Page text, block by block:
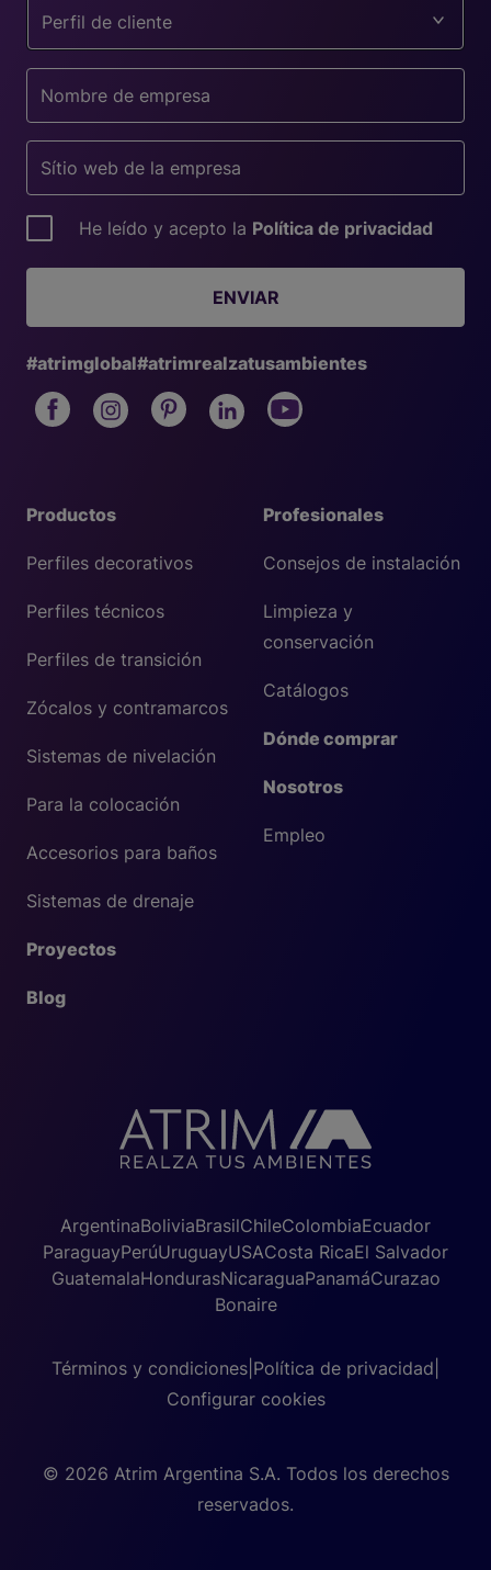
Profesionales
Consejos de instalación
Limpieza y
conservación
Catálogos
Dónde comprar
Nosotros
Empleo
Productos
Perfiles decorativos
Perfiles técnicos
Perfiles de transición
Zócalos y contramarcos
Sistemas de nivelación
Para la colocación
Accesorios para baños
Sistemas de drenaje
Proyectos
Blog
Perfil de cliente
He leído y acepto la Política de privacidad
ENVIAR
#atrimglobal#atrimrealzatusambientes
ArgentinaBoliviaBrasilChileColombiaEcuador
ParaguayPerúUruguayUSACosta RicaEl Salvador
GuatemalaHondurasNicaraguaPanamáCurazao
Bonaire
Términos y condiciones Política de privacidad
Configurar cookies
© 2026 Atrim Argentina S.A. Todos los derechos
reservados.